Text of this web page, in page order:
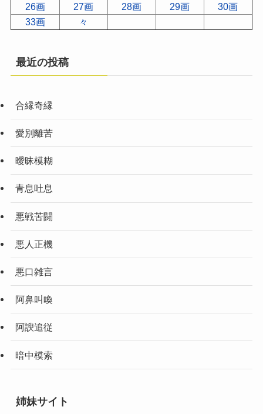
26画
27画 28画 29画
30画
33画
々
最近の投稿
合縁奇縁
愛別離苦
曖昧模糊
青息吐息
悪戦苦闘
悪人正機
悪口雑言
阿鼻叫喚
阿諛追従
暗中模索
姉妹サイト